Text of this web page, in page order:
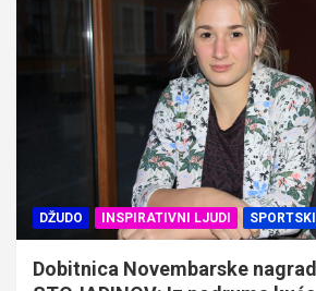
DŽUDO INSPIRATIVNI LJUDI
Dobitnica Novembarske